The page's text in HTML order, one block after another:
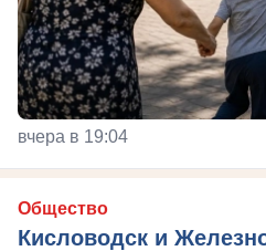
вчера в 19:04
Общество
Кисловодск и